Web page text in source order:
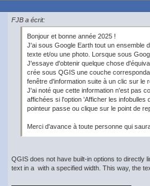
FJB a écrit:
Bonjour et bonne année 2025 !
J'ai sous Google Earth tout un ensemble
texte et/ou une photo. Lorsque sous
J'essaye d'obtenir quelque chose
crée sous QGIS une couche
fenêtre d'information suite à un clic sur le
J'ai noté que cette information n'est pas
affichées si l'option 'Afficher les
pointeur passe ou clique sur le point de
Merci d'avance à toute personne qui
QGIS does not have built-in options to directly
text in a with a specified width. This way, the